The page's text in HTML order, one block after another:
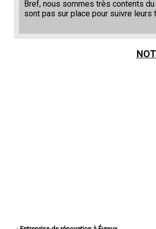
Bref, nous sommes très contents
sont pas sur place pour suivre leurs